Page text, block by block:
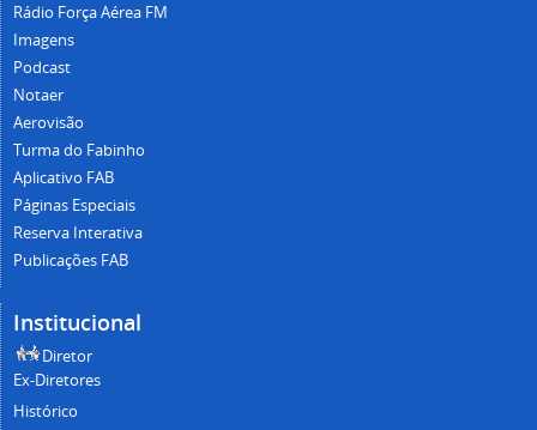
Rádio Força Aérea FM
Imagens
Podcast
Notaer
Aerovisão
Turma do Fabinho
Aplicativo FAB
Páginas Especiais
Reserva Interativa
Publicações FAB
Institucional
Diretor
Ex-Diretores
Histórico